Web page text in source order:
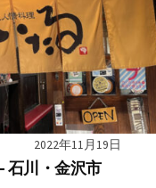
2022年11月19日
石川・金沢市